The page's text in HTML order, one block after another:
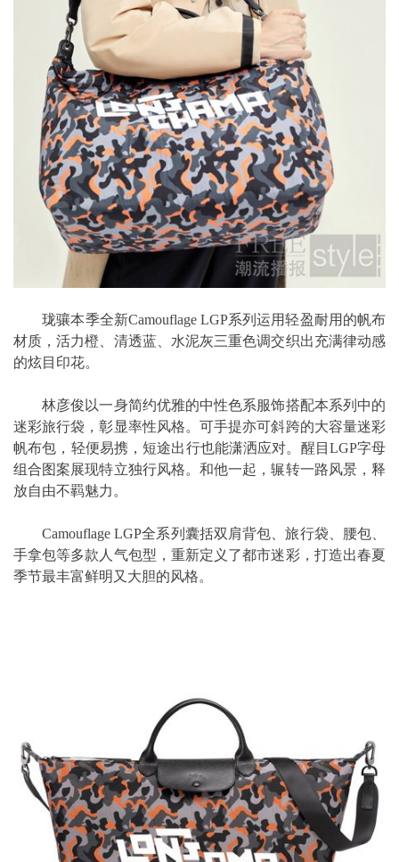
珑骧本季全新Camouflage LGP系列运用轻盈耐用的帆布
材质，活力橙、清透蓝、水泥灰三重色调交织出充满律动感
的炫目印花。
林彦俊以一身简约优雅的中性色系服饰搭配本系列中的
迷彩旅行袋，彰显率性风格。可手提亦可斜跨的大容量迷彩
帆布包，轻便易携，短途出行也能潇洒应对。醒目LGP字母
组合图案展现特立独行风格。和他一起，辗转一路风景，释
放自由不羁魅力。
Camouflage LGP全系列囊括双肩背包、旅行袋、腰包、
手拿包等多款人气包型，重新定义了都市迷彩，打造出春夏
季节最丰富鲜明又大胆的风格。